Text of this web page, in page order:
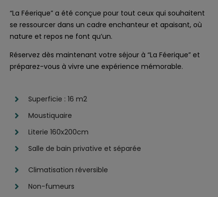
“La Féerique” a été conçue pour tout ceux qui souhaitent
se ressourcer dans un cadre enchanteur et apaisant, où
nature et repos ne font qu’un.
Réservez dès maintenant votre séjour à “La Féerique” et
préparez-vous à vivre une expérience mémorable.
Superficie : 16 m2
Moustiquaire
Literie 160x200cm
Salle de bain privative et séparée
Climatisation réversible
Non-fumeurs